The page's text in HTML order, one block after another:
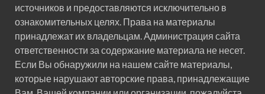
источников и предоставляются исключительно в
ознакомительных целях. Права на материалы
принадлежат их владельцам. Администрация сайта
ответственности за содержание материала не несет.
Если Вы обнаружили на нашем сайте материалы,
которые нарушают авторские права, принадлежащие